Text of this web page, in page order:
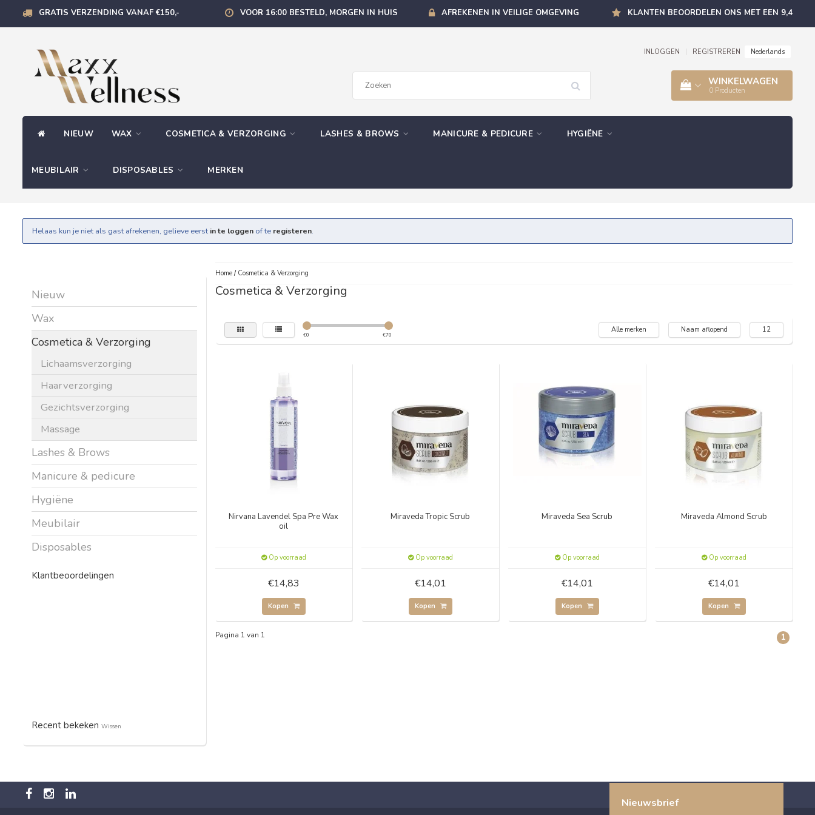
GRATIS VERZENDING VANAF €150,- VOOR 16:00 BESTELD, MORGEN IN HUIS AFREKENEN IN VEILIGE OMGEVING KLANTEN BEOORDELEN ONS MET EEN 9,4
INLOGGEN REGISTREREN Nederlands
WINKELWAGEN
0 Producten
NIEUW WAX COSMETICA & VERZORGING LASHES & BROWS MANICURE & PEDICURE HYGIËNE
MEUBILAIR DISPOSABLES MERKEN
Helaas kun je niet als gast afrekenen, gelieve eerst in te loggen of te registeren.
Nieuw
Wax
Cosmetica & Verzorging
Lichaamsverzorging
Haarverzorging
Gezichtsverzorging
Massage
Lashes & Brows
Manicure & pedicure
Hygiëne
Meubilair
Disposables
Klantbeoordelingen
Recent bekeken Wissen
Home/ Cosmetica & Verzorging
Cosmetica & Verzorging
€0 €70
Alle merken Naam aflopend 12
Nirvana Lavendel Spa Pre Wax
oil
Op voorraad
€14,83
Kopen
Miraveda Tropic Scrub
Op voorraad
€14,01
Kopen
Miraveda Sea Scrub
Op voorraad
€14,01
Kopen
Miraveda Almond Scrub
Op voorraad
€14,01
Kopen
Pagina 1 van 1 1
Nieuwsbrief